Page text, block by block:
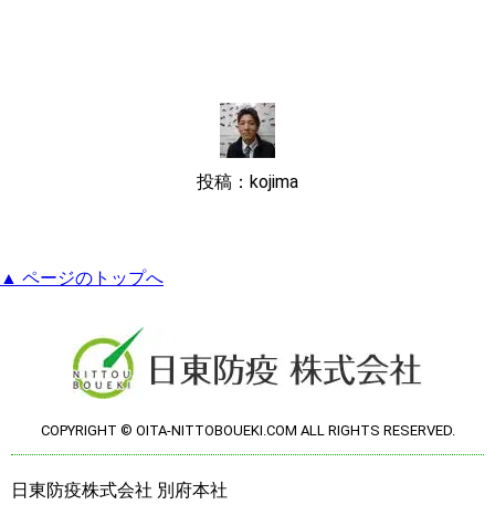
投稿：kojima
▲ ページのトップへ
COPYRIGHT © OITA-NITTOBOUEKI.COM ALL RIGHTS RESERVED.
日東防疫株式会社 別府本社